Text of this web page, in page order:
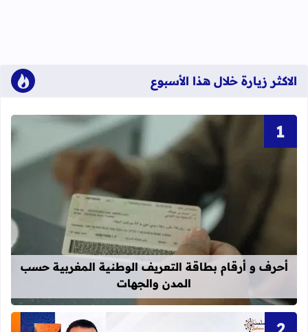
الاكثر زيارة خلال هذا الأسبوع
قراءة المزيد عن أحرف و أرقام
أحرف و أرقام بطاقة التعريف الوطنية المغربية حسب
المدن والجهات